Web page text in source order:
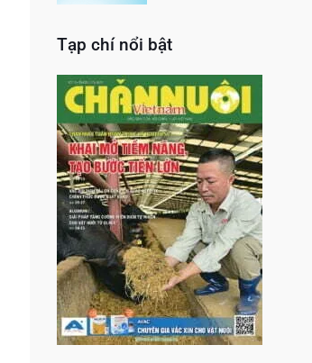
Tạp chí nổi bật